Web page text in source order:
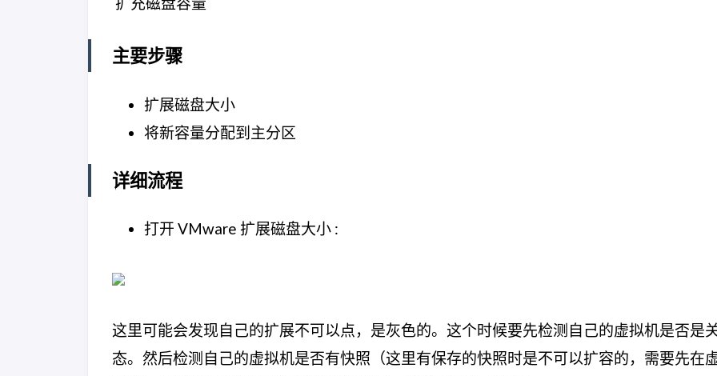
主要步骤
扩展磁盘大小
将新容量分配到主分区
详细流程
打开 VMware 扩展磁盘大小 :
这里可能会发现自己的扩展不可以点，是灰色的。这个时候要先检测自己的虚拟机是否是
态。然后检测自己的虚拟机是否有快照（这里有保存的快照时是不可以扩容的，需要先在